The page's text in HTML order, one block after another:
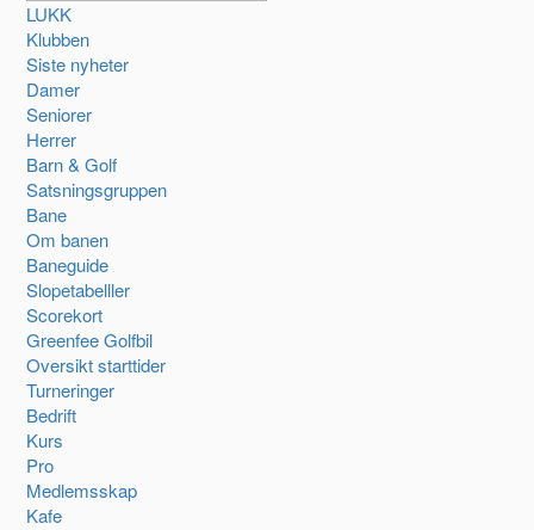
LUKK
Klubben
Siste nyheter
Damer
Seniorer
Herrer
Barn & Golf
Satsningsgruppen
Bane
Om banen
Baneguide
Slopetabelller
Scorekort
Greenfee Golfbil
Oversikt starttider
Turneringer
Bedrift
Kurs
Pro
Medlemsskap
Kafe